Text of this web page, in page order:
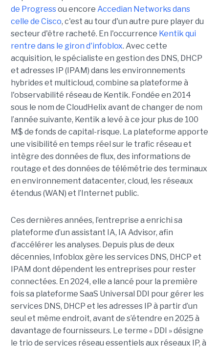
de Progressou encore Accedian Networks dans
celle de Cisco, c'est au tour d'un autre pure player du
secteur d'être racheté. En l'occurrence Kentik qui
rentre dans le giron d'infoblox. Avec cette
acquisition, le spécialiste en gestion des DNS, DHCP
et adresses IP (IPAM) dans les environnements
hybrides et multicloud, combine sa plateforme à
l'observabilité réseau de Kentik. Fondée en 2014
sous le nom de CloudHelix avant de changer de nom
l’année suivante, Kentik a levé à ce jour plus de 100
M$ de fonds de capital-risque. La plateforme apporte
une visibilité en temps réel sur le trafic réseau et
intègre des données de flux, des informations de
routage et des données de télémétrie des terminaux
en environnement datacenter, cloud, les réseaux
étendus (WAN) et l’Internet public.
Ces dernières années, l’entreprise a enrichi sa
plateforme d’un assistant IA, IA Advisor, afin
d’accélérer les analyses. Depuis plus de deux
décennies, Infoblox gère les services DNS, DHCP et
IPAM dont dépendent les entreprises pour rester
connectées. En 2024, elle a lancé pour la première
fois sa plateforme SaaS Universal DDI pour gérer les
services DNS, DHCP et les adresses IP à partir d’un
seul et même endroit, avant de s’étendre en 2025 à
davantage de fournisseurs. Le terme « DDI » désigne
le trio de services réseau essentiels aux réseaux IP, à